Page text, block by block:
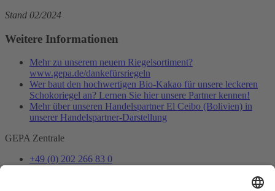
Stand 02/2024
Weitere Informationen
Mehr zu unserem neuem Riegelsortiment?
www.gepa.de/dankefürsriegeln
Wer baut den hochwertigen Bio-Kakao für unsere leckeren
Schokoriegel an? Lernen Sie hier unsere Partner kennen!
Mehr über unseren Handelspartner El Ceibo (Bolivien) in
unserer Handelspartner-Darstellung
GEPA Zentrale
+49 (0) 202 266 83 0